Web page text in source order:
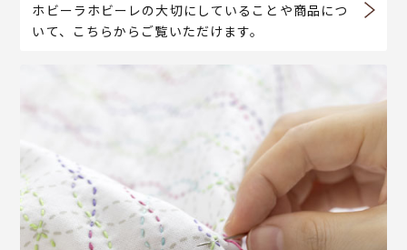
ホビーラホビーレの大切にしていることや商品につ
いて、こちらからご覧いただけます。